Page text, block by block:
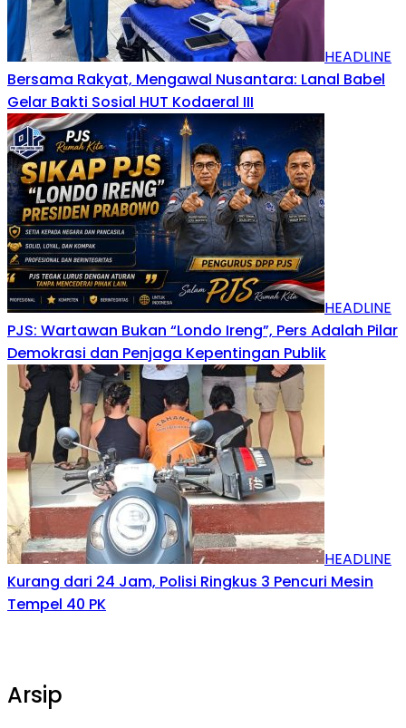
HEADLINE
Bersama Rakyat, Mengawal Nusantara: Lanal Babel
Gelar Bakti Sosial HUT Kodaeral III
HEADLINE
PJS: Wartawan Bukan “Londo Ireng”, Pers Adalah Pilar
Demokrasi dan Penjaga Kepentingan Publik
HEADLINE
Kurang dari 24 Jam, Polisi Ringkus 3 Pencuri Mesin
Tempel 40 PK
Arsip